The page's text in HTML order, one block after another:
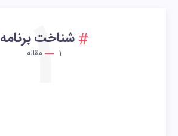
شناخت برنامه
1 مقاله
1